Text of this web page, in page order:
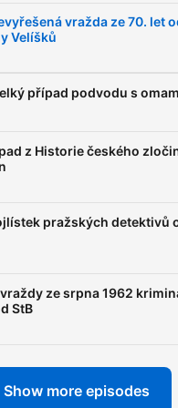
vražda ze 70. let
Velíšků
případ podvodu s
z Historie českého
pražských detektivů
ze srpna 1962
StB
Show more episodes